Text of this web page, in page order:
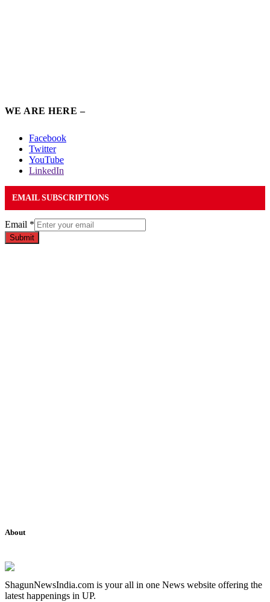
WE ARE HERE –
Facebook
Twitter
YouTube
LinkedIn
EMAIL SUBSCRIPTIONS
Email *
Submit
About
ShagunNewsIndia.com is your all in one News website offering the
latest happenings in UP.